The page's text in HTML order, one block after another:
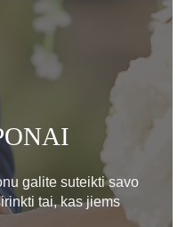
galite suteikti savo
tai, kas jiems